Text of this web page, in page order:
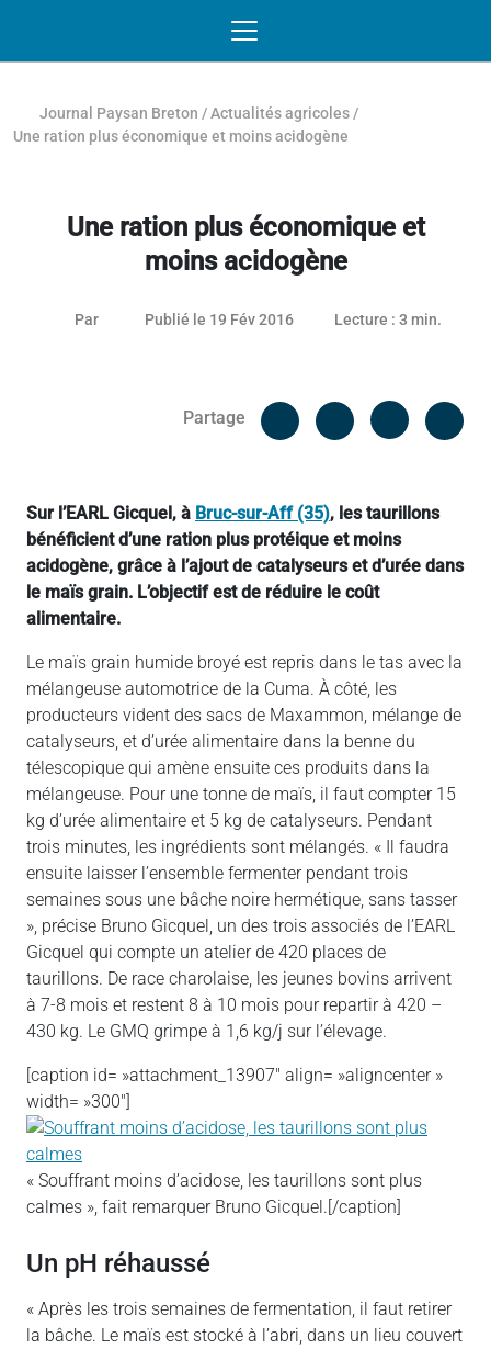
Journal Paysan Breton /Actualités agricoles /
Une ration plus économique et moins acidogène
Une ration plus économique et
moins acidogène
Par Publié le 19 Fév 201626 janvier 2021
Lecture : 3 min.
Partage
Facebook
Sur l’EARL Gicquel, à Bruc-sur-Aff (35), les taurillons
bénéficient d’une ration plus protéique et moins
acidogène, grâce à l’ajout de catalyseurs et d’urée dans
le maïs grain. L’objectif est de réduire le coût
alimentaire.
Le maïs grain humide broyé est repris dans le tas avec la
mélangeuse automotrice de la Cuma. À côté, les
producteurs vident des sacs de Maxammon, mélange de
catalyseurs, et d’urée alimentaire dans la benne du
télescopique qui amène ensuite ces produits dans la
mélangeuse. Pour une tonne de maïs, il faut compter 15
kg d’urée alimentaire et 5 kg de catalyseurs. Pendant
trois minutes, les ingrédients sont mélangés. « Il faudra
ensuite laisser l’ensemble fermenter pendant trois
semaines sous une bâche noire hermétique, sans tasser
», précise Bruno Gicquel, un des trois associés de l’EARL
Gicquel qui compte un atelier de 420 places de
taurillons. De race charolaise, les jeunes bovins arrivent
à 7-8 mois et restent 8 à 10 mois pour repartir à 420 –
430 kg. Le GMQ grimpe à 1,6 kg/j sur l’élevage.
[caption id= »attachment_13907″ align= »aligncenter »
width= »300″]
« Souffrant moins d’acidose, les taurillons sont plus
calmes », fait remarquer Bruno Gicquel.[/caption]
Un pH réhaussé
« Après les trois semaines de fermentation, il faut retirer
la bâche. Le maïs est stocké à l’abri, dans un lieu couvert